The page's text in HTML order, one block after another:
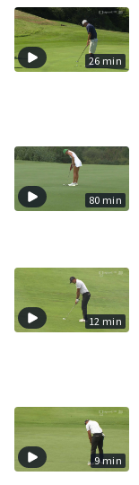
26 min
80 min
12 min
9 min